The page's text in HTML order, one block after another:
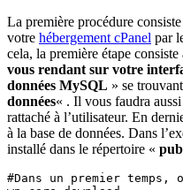
La première procédure
votre hébergement cPanel par
cela, la première étape consiste
vous rendant sur votre
données MySQL » se
données« . Il vous faudra
rattaché à l’utilisateur. En
à la base de données. Dans
installé dans le répertoire «
#Dans un premier temps,